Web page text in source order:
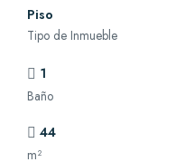
Piso
Tipo de Inmueble
1
Baño
44
m²